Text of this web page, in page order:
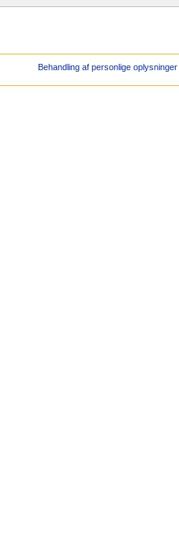
Behandling af personlige oplysninger